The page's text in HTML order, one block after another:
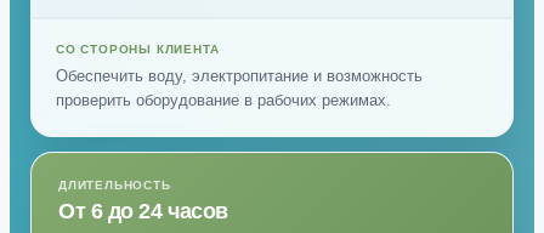
СО СТОРОНЫ КЛИЕНТА
Обеспечить воду, электропитание и возможность
проверить оборудование в рабочих режимах.
ДЛИТЕЛЬНОСТЬ
От 6 до 24 часов